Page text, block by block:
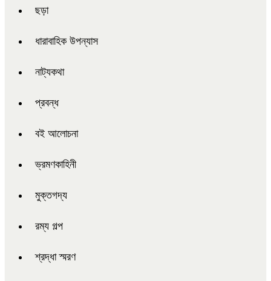
ছড়া
ধারাবাহিক উপন্যাস
নাট্যকথা
প্রবন্ধ
বই আলোচনা
ভ্রমণকাহিনী
মুক্তগদ্য
রম্য গল্প
শ্রদ্ধা স্মরণ